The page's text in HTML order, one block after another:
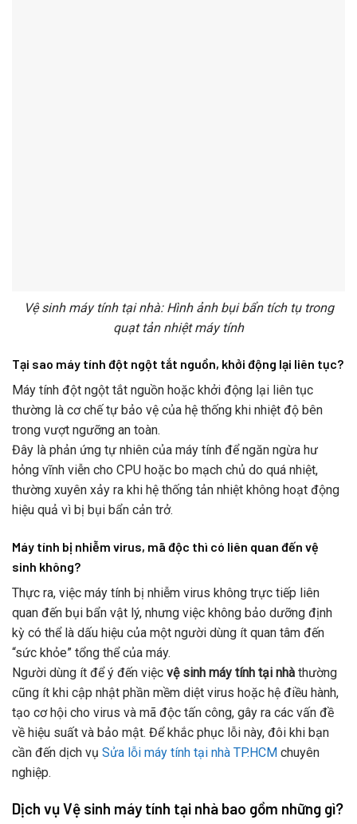
Vệ sinh máy tính tại nhà: Hình ảnh bụi bẩn tích tụ trong
quạt tản nhiệt máy tính
Tại sao máy tính đột ngột tắt nguồn, khởi động lại liên tục?
Máy tính đột ngột tắt nguồn hoặc khởi động lại liên tục
thường là cơ chế tự bảo vệ của hệ thống khi nhiệt độ bên
trong vượt ngưỡng an toàn.
Đây là phản ứng tự nhiên của máy tính để ngăn ngừa hư
hỏng vĩnh viễn cho CPU hoặc bo mạch chủ do quá nhiệt,
thường xuyên xảy ra khi hệ thống tản nhiệt không hoạt động
hiệu quả vì bị bụi bẩn cản trở.
Máy tính bị nhiễm virus, mã độc thì có liên quan đến vệ
sinh không?
Thực ra, việc máy tính bị nhiễm virus không trực tiếp liên
quan đến bụi bẩn vật lý, nhưng việc không bảo dưỡng định
kỳ có thể là dấu hiệu của một người dùng ít quan tâm đến
“sức khỏe” tổng thể của máy.
Người dùng ít để ý đến việc vệ sinh máy tính tại nhà thường
cũng ít khi cập nhật phần mềm diệt virus hoặc hệ điều hành,
tạo cơ hội cho virus và mã độc tấn công, gây ra các vấn đề
về hiệu suất và bảo mật. Để khắc phục lỗi này, đôi khi bạn
cần đến dịch vụ Sửa lỗi máy tính tại nhà TP.HCM chuyên
nghiệp.
Dịch vụ Vệ sinh máy tính tại nhà bao gồm những gì?